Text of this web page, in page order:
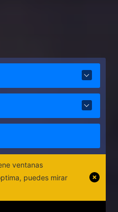
ventanas
puedes mirar